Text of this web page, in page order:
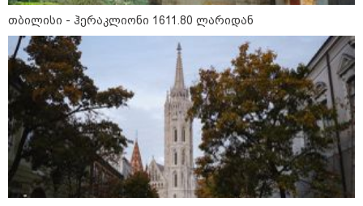
24 წლის ფეხბურთელს თამაშის
დროს ელვამ დაარტყა -
ტრაგიკული მომენტის ამსახველი
კადრები ტაილანდიდან მედიაში
ვრცელდება
"ყოველთვის ჩემზე უკეთესს
მხდიდი - შენი ავადმყოფობითაც
კი აგრძელებ ამის გაკეთებას" -
თეონა კონტრიძე მეუღლეს
ემოციურ "პოსტს" უძღვნის
თბილისი - ჰერაკლიონი 1611.80 ლარიდან